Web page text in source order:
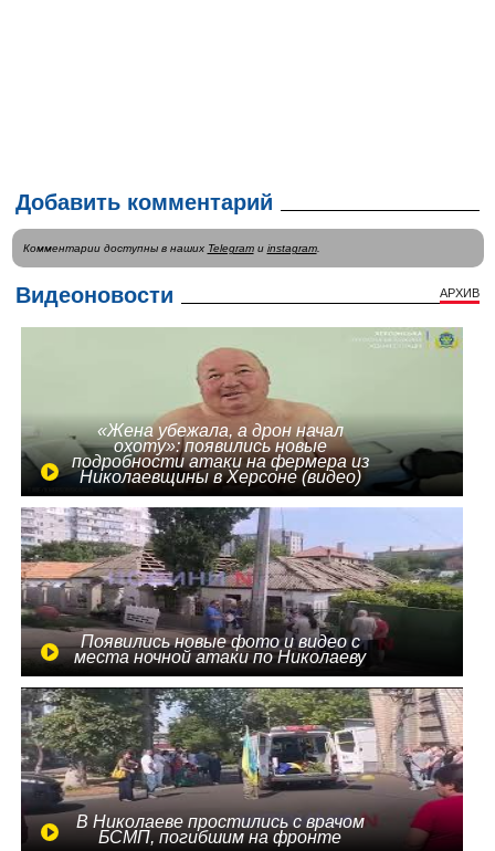
Добавить комментарий
Комментарии доступны в наших Telegramи instagram.
Видеоновости АРХИВ
«Жена убежала, а дрон начал
охоту»: появились новые
подробности атаки на фермера из
Николаевщины в Херсоне (видео)
Появились новые фото и видео с
места ночной атаки по Николаеву
В Николаеве простились с врачом
БСМП, погибшим на фронте